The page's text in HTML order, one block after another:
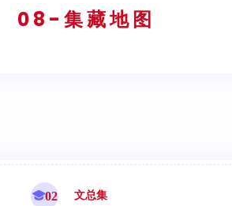
08-集藏地图
02 文总集